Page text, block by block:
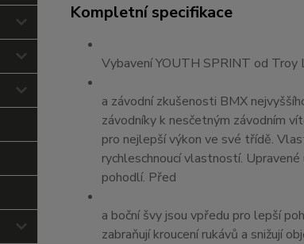
Kompletní specifikace
Vybavení YOUTH SPRINT od Troy
a závodní zkušenosti BMX
závodníky k nesčetným závodním
pro nejlepší výkon ve své třídě.
rychleschnoucí vlastností.
pohodlí. Před
a boční švy jsou vpředu pro lepší
zabraňují kroucení rukávů a snižují